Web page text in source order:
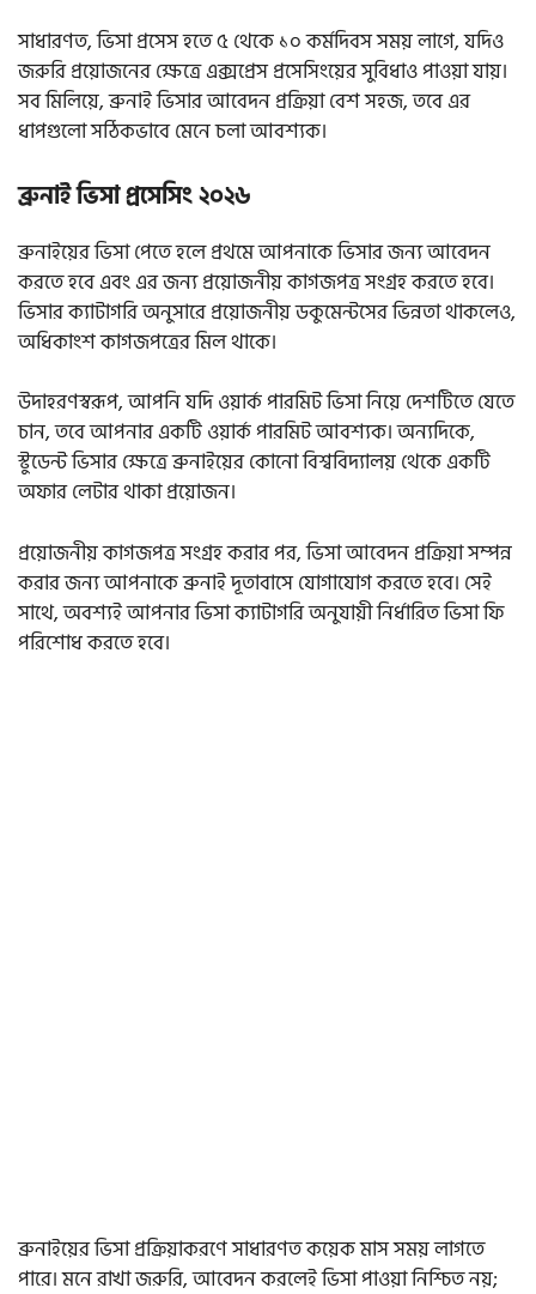
সাধারণত, ভিসা প্রসেস হতে ৫ থেকে ১০ কর্মদিবস সময় লাগে, যদিও
জরুরি প্রয়োজনের ক্ষেত্রে এক্সপ্রেস প্রসেসিংয়ের সুবিধাও পাওয়া যায়।
সব মিলিয়ে, ব্রুনাই ভিসার আবেদন প্রক্রিয়া বেশ সহজ, তবে এর
ধাপগুলো সঠিকভাবে মেনে চলা আবশ্যক।
ব্রুনাই ভিসা প্রসেসিং ২০২৬
ব্রুনাইয়ের ভিসা পেতে হলে প্রথমে আপনাকে ভিসার জন্য আবেদন
করতে হবে এবং এর জন্য প্রয়োজনীয় কাগজপত্র সংগ্রহ করতে হবে।
ভিসার ক্যাটাগরি অনুসারে প্রয়োজনীয় ডকুমেন্টসের ভিন্নতা থাকলেও,
অধিকাংশ কাগজপত্রের মিল থাকে।
উদাহরণস্বরূপ, আপনি যদি ওয়ার্ক পারমিট ভিসা নিয়ে দেশটিতে যেতে
চান, তবে আপনার একটি ওয়ার্ক পারমিট আবশ্যক। অন্যদিকে,
স্টুডেন্ট ভিসার ক্ষেত্রে ব্রুনাইয়ের কোনো বিশ্ববিদ্যালয় থেকে একটি
অফার লেটার থাকা প্রয়োজন।
প্রয়োজনীয় কাগজপত্র সংগ্রহ করার পর, ভিসা আবেদন প্রক্রিয়া সম্পন্ন
করার জন্য আপনাকে ব্রুনাই দূতাবাসে যোগাযোগ করতে হবে। সেই
সাথে, অবশ্যই আপনার ভিসা ক্যাটাগরি অনুযায়ী নির্ধারিত ভিসা ফি
পরিশোধ করতে হবে।
ব্রুনাইয়ের ভিসা প্রক্রিয়াকরণে সাধারণত কয়েক মাস সময় লাগতে
পারে। মনে রাখা জরুরি, আবেদন করলেই ভিসা পাওয়া নিশ্চিত নয়;